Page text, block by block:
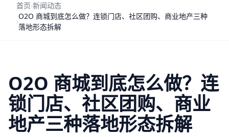
首页›新闻动态
›
O2O 商城到底怎么做？连锁门店、社区团购、商业地产三种
落地形态拆解
O2O 商城到底怎么做？连
锁门店、社区团购、商业
地产三种落地形态拆解